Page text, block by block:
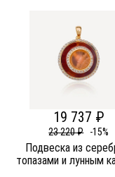
19 737 ₽
23 220 ₽ -15%
Подвеска из
топазами и лунным